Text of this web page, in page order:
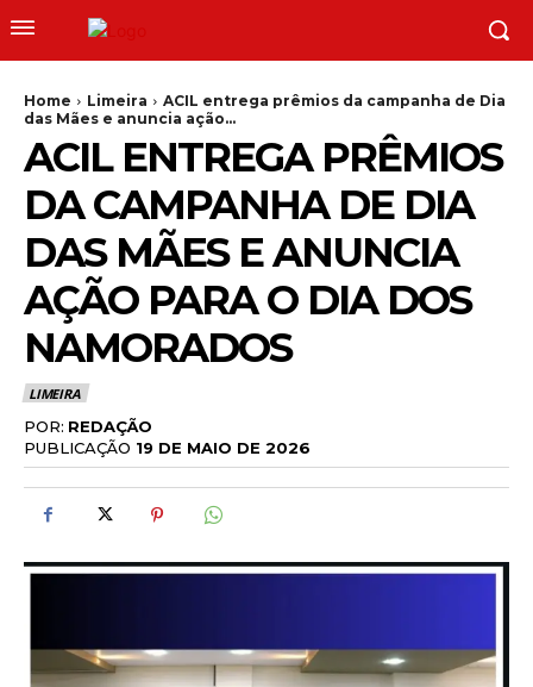
Home Limeira
ACIL entrega prêmios da campanha de Dia
das Mães e anuncia ação...
ACIL ENTREGA PRÊMIOS
DA CAMPANHA DE DIA
DAS MÃES E ANUNCIA
AÇÃO PARA O DIA DOS
NAMORADOS
LIMEIRA
POR: REDAÇÃO
PUBLICAÇÃO 19 DE MAIO DE 2026